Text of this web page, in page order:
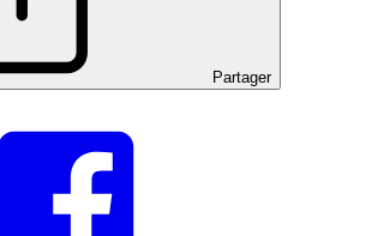
Partager